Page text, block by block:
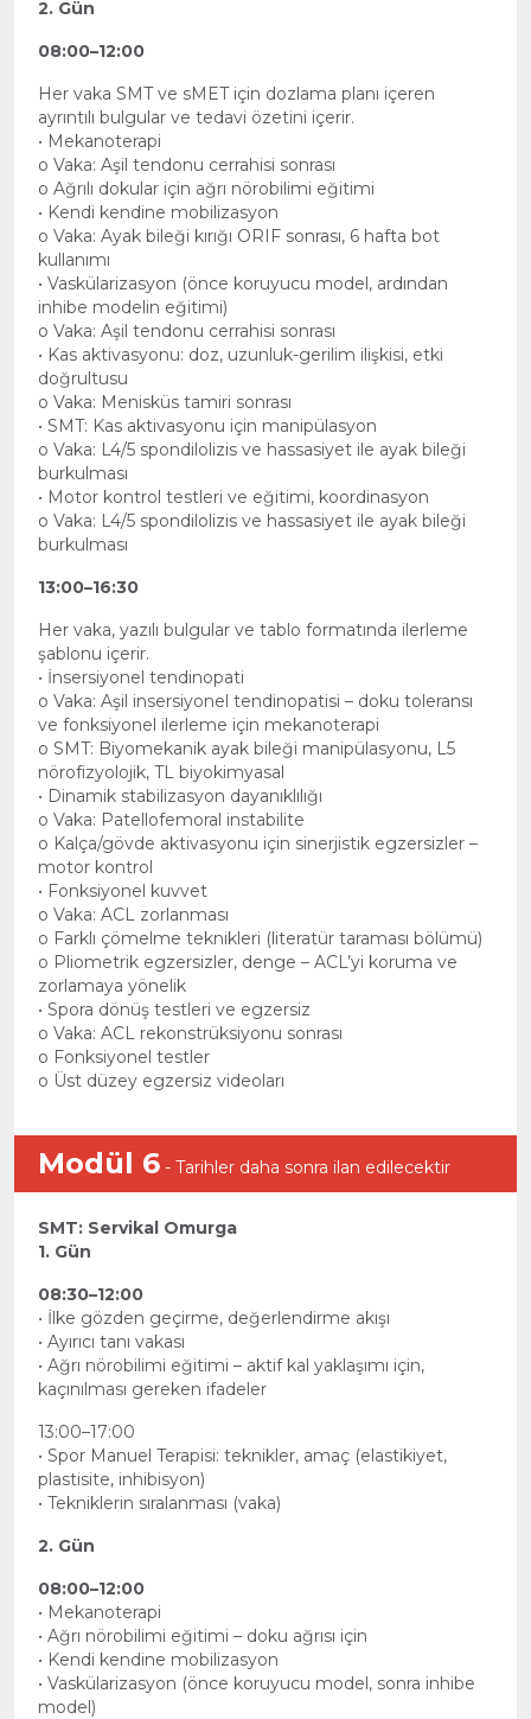
2. Gün
08:00–12:00
Her vaka SMT ve sMET için dozlama planı içeren
ayrıntılı bulgular ve tedavi özetini içerir.
• Mekanoterapi
o Vaka: Aşil tendonu cerrahisi sonrası
o Ağrılı dokular için ağrı nörobilimi eğitimi
• Kendi kendine mobilizasyon
o Vaka: Ayak bileği kırığı ORIF sonrası, 6 hafta bot
kullanımı
• Vaskülarizasyon (önce koruyucu model, ardından
inhibe modelin eğitimi)
o Vaka: Aşil tendonu cerrahisi sonrası
• Kas aktivasyonu: doz, uzunluk-gerilim ilişkisi, etki
doğrultusu
o Vaka: Menisküs tamiri sonrası
• SMT: Kas aktivasyonu için manipülasyon
o Vaka: L4/5 spondilolizis ve hassasiyet ile ayak bileği
burkulması
• Motor kontrol testleri ve eğitimi, koordinasyon
o Vaka: L4/5 spondilolizis ve hassasiyet ile ayak bileği
burkulması
13:00–16:30
Her vaka, yazılı bulgular ve tablo formatında ilerleme
şablonu içerir.
• İnsersiyonel tendinopati
o Vaka: Aşil insersiyonel tendinopatisi – doku toleransı
ve fonksiyonel ilerleme için mekanoterapi
o SMT: Biyomekanik ayak bileği manipülasyonu, L5
nörofizyolojik, TL biyokimyasal
• Dinamik stabilizasyon dayanıklılığı
o Vaka: Patellofemoral instabilite
o Kalça/gövde aktivasyonu için sinerjistik egzersizler –
motor kontrol
• Fonksiyonel kuvvet
o Vaka: ACL zorlanması
o Farklı çömelme teknikleri (literatür taraması bölümü)
o Pliometrik egzersizler, denge – ACL’yi koruma ve
zorlamaya yönelik
• Spora dönüş testleri ve egzersiz
o Vaka: ACL rekonstrüksiyonu sonrası
o Fonksiyonel testler
o Üst düzey egzersiz videoları
Modül 6 - Tarihler daha sonra ilan edilecektir
SMT: Servikal Omurga
1. Gün
08:30–12:00
• İlke gözden geçirme, değerlendirme akışı
• Ayırıcı tanı vakası
• Ağrı nörobilimi eğitimi – aktif kal yaklaşımı için,
kaçınılması gereken ifadeler
13:00–17:00
• Spor Manuel Terapisi: teknikler, amaç (elastikiyet,
plastisite, inhibisyon)
• Tekniklerin sıralanması (vaka)
2. Gün
08:00–12:00
• Mekanoterapi
• Ağrı nörobilimi eğitimi – doku ağrısı için
• Kendi kendine mobilizasyon
• Vaskülarizasyon (önce koruyucu model, sonra inhibe
model)